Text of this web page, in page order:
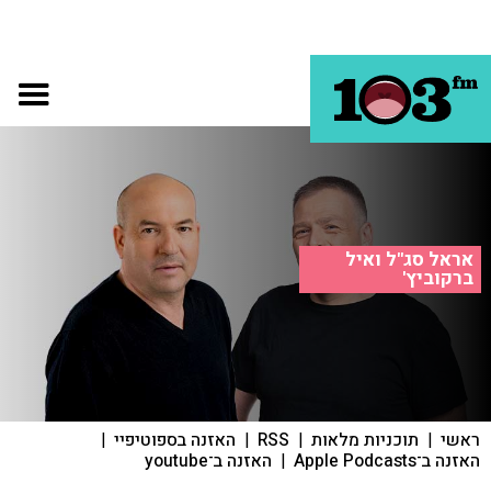
אראל סג"ל ואיל
ברקוביץ'
ראשי | תוכניות מלאות |
RSS
| האזנה בספוטיפיי |
האזנה ב־Apple Podcasts | האזנה ב־youtube